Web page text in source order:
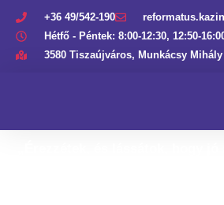
+36 49/542-190
Hétfő - Péntek: 8:00-12:30, 12:50-
3580 Tiszaújváros, Munkácsy Mihály